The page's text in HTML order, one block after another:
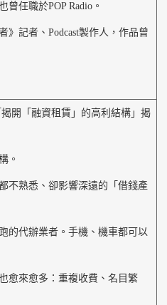
任職於POP Radio。
記者、Podcast製作人，作品曾
開「融資租賃」的高利結構」揭
。
熟悉、卻影響深遠的「借錢產
代辦業者。手機、機車都可以
來愈多：重複收費、名目繁